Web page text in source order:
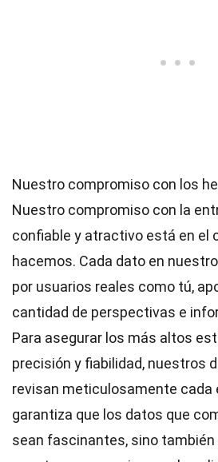
Nuestro compromiso con los
Nuestro compromiso con la
confiable y atractivo está en el
hacemos. Cada dato en
por usuarios reales como tú,
cantidad de perspectivas e
Para asegurar los más altos
precisión y fiabilidad, nuestros
revisan meticulosamente cada
garantiza que los datos que
sean fascinantes, sino también